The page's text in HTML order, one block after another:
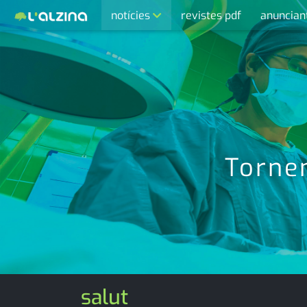
notícies
últimes notícies
activitats
agenda
cultura
economia
empresa
entrevista
esports
revistes pdf
salut